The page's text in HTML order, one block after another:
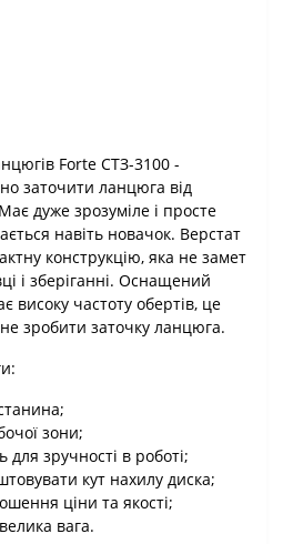
Forte СТЗ-3100 -
заточити ланцюга від
дуже зрозуміле і просте
навіть новачок. Верстат
конструкцію, яка не замет
і зберіганні. Оснащений
високу частоту обертів, це
зробити заточку ланцюга.
зони;
для зручності в роботі;
кут нахилу диска;
ціни та якості;
вага.